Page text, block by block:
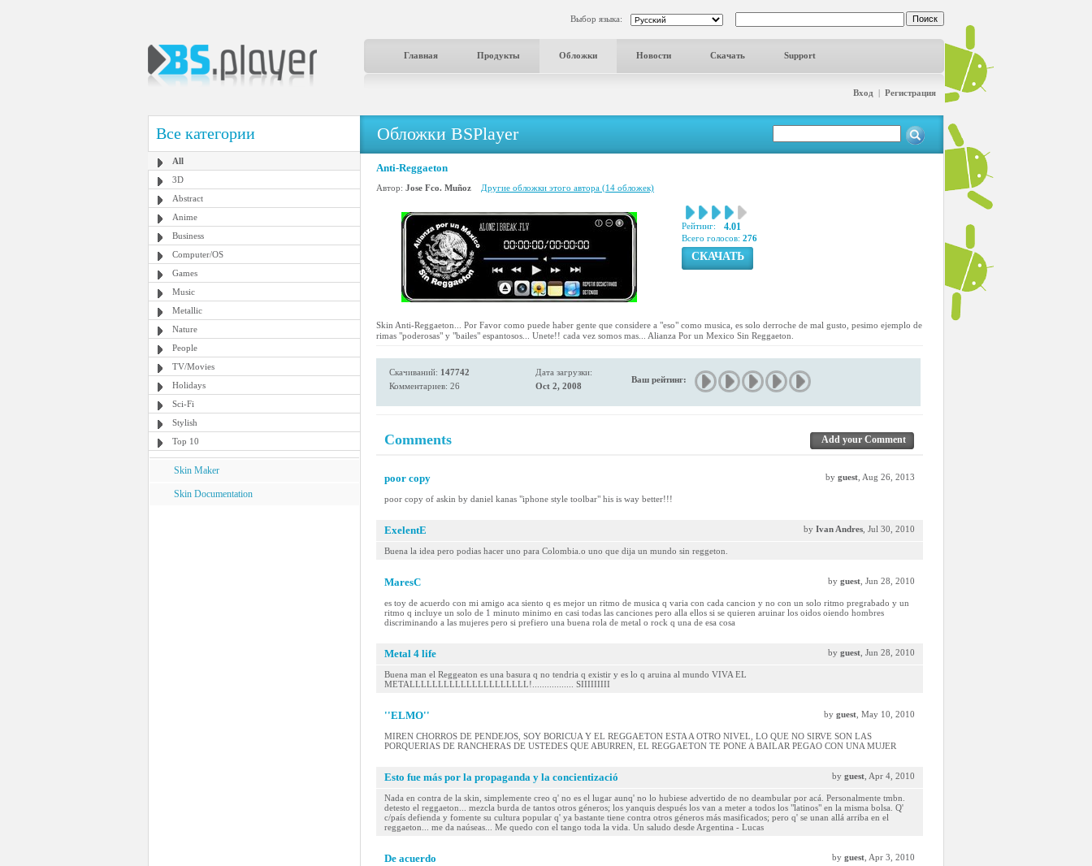
Выбор языка:
Главная Продукты Обложки Новости Скачать Support
Вход | Регистрация
Все категории
All
3D
Abstract
Anime
Business
Computer/OS
Games
Music
Metallic
Nature
People
TV/Movies
Holidays
Sci-Fi
Stylish
Top 10
Skin Maker
Skin Documentation
Обложки BSPlayer
Anti-Reggaeton
Автор: Jose Fco. Muñoz Другие обложки этого автора (14 обложек)
Рейтинг: 4.01
Всего голосов: 276
СКАЧАТЬ
Skin Anti-Reggaeton... Por Favor como puede haber gente que considere a "eso" como musica, es solo derroche de mal gusto, pesimo ejemplo de
rimas "poderosas" y "bailes" espantosos... Unete!! cada vez somos mas... Alianza Por un Mexico Sin Reggaeton.
Скачиваний: 147742
Комментариев: 26
Дата загрузки:
Oct 2, 2008
Ваш рейтинг:
Comments Add your Comment
poor copy by guest , Aug 26, 2013
poor copy of askin by daniel kanas "iphone style toolbar" his is way better!!!
ExelentE by Ivan Andres , Jul 30, 2010
Buena la idea pero podias hacer uno para Colombia.o uno que dija un mundo sin reggeton.
MaresC by guest , Jun 28, 2010
es toy de acuerdo con mi amigo aca siento q es mejor un ritmo de musica q varia con cada cancion y no con un solo ritmo pregrabado y un
ritmo q incluye un solo de 1 minuto minimo en casi todas las canciones pero alla ellos si se quieren aruinar los oidos oiendo hombres
discriminando a las mujeres pero si prefiero una buena rola de metal o rock q una de esa cosa
Metal 4 life by guest , Jun 28, 2010
Buena man el Reggeaton es una basura q no tendria q existir y es lo q aruina al mundo VIVA EL
METALLLLLLLLLLLLLLLLLLLLL!................. SIIIIIIIII
''ELMO'' by guest , May 10, 2010
MIREN CHORROS DE PENDEJOS, SOY BORICUA Y EL REGGAETON ESTA A OTRO NIVEL, LO QUE NO SIRVE SON LAS
PORQUERIAS DE RANCHERAS DE USTEDES QUE ABURREN, EL REGGAETON TE PONE A BAILAR PEGAO CON UNA MUJER
Esto fue más por la propaganda y la concientizació by guest , Apr 4, 2010
Nada en contra de la skin, simplemente creo q' no es el lugar aunq' no lo hubiese advertido de no deambular por acá. Personalmente tmbn.
detesto el reggaeton... mezcla burda de tantos otros géneros; los yanquis después los van a meter a todos los "latinos" en la misma bolsa. Q'
c/país defienda y fomente su cultura popular q' ya bastante tiene contra otros géneros más masificados; pero q' se unan allá arriba en el
reggaeton... me da naúseas... Me quedo con el tango toda la vida. Un saludo desde Argentina - Lucas
De acuerdo by guest , Apr 3, 2010